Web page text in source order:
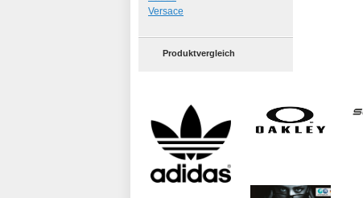
Versace
Produktvergleich